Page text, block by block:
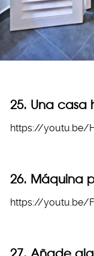
25. Una casa
https://youtu.be/
26. Máquina
https://youtu.be/